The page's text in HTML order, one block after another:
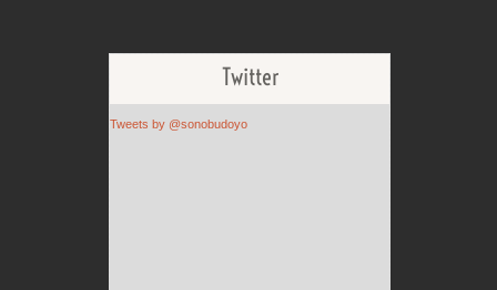
Twitter
Tweets by @sonobudoyo